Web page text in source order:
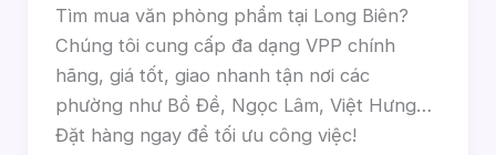
Tìm mua văn phòng phẩm tại Long Biên?
Chúng tôi cung cấp đa dạng VPP chính
hãng, giá tốt, giao nhanh tận nơi các
phường như Bồ Đề, Ngọc Lâm, Việt Hưng…
Đặt hàng ngay để tối ưu công việc!